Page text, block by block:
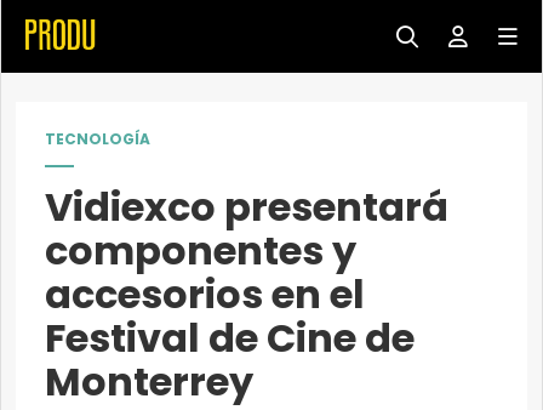
TECNOLOGÍA
Vidiexco presentará
componentes y
accesorios en el
Festival de Cine de
Monterrey